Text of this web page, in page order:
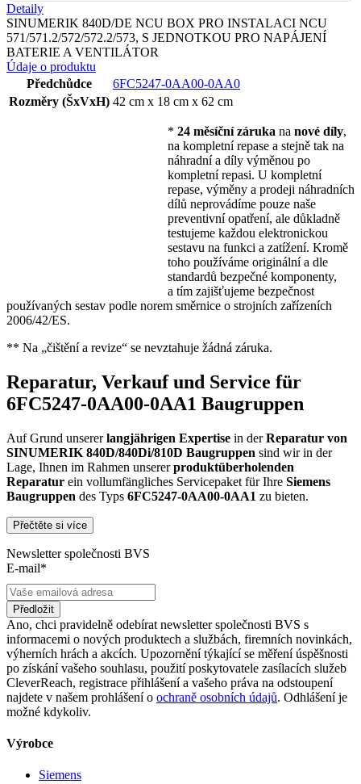
Detaily
SINUMERIK 840D/DE NCU BOX PRO INSTALACI NCU
571/571.2/572/572.2/573, S JEDNOTKOU PRO NAPÁJENÍ
BATERIE A VENTILÁTOR
Údaje o produktu
Předchůdce
6FC5247-0AA00-0AA0
Rozměry (ŠxVxH) 42 cm x 18 cm x 62 cm
* 24 měsíční záruka na nové díly,
na kompletní repase a stejně tak na
náhradní a díly výměnou po
kompletní repasi. U kompletní
repase, výměny a prodeji náhradních
dílů neprovádíme pouze naše
preventivní opatření, ale důkladně
testujeme každou elektronickou
sestavu na funkci a zatížení. Kromě
toho používáme originální a dle
standardů bezpečné komponenty,
a tím zajišťujeme bezpečnost
používaných sestav podle norem směrnice o strojních zařízeních
2006/42/ES.
** Na „čištění a revize“ se nevztahuje žádná záruka.
Reparatur, Verkauf und Service für
6FC5247-0AA00-0AA1 Baugruppen
Auf Grund unsererlangjährigen Expertise in derReparatur von
SINUMERIK 840D/840Di/810D Baugruppen sind wir in der
Lage, Ihnen im Rahmen unsererproduktüberholenden
Reparatur ein vollumfängliches Servicepaket für Ihre Siemens
Baugruppen des Typs 6FC5247-0AA00-0AA1 zu bieten.
Dies unterscheidet unsere
konventionellen Reparaturen:
oder einem höheren Verschleiß unterliegen
Anlehnung unserer Reparatur an die EG-
Maschinenrichtlinie 2006/42/EG
Austausch aller Komponenten, die als Schwachstellen
identifiziert werden und somit ein Sicherheitsrisiko für die
Maschine und deren Betreiber darstellen
Ausschließliche Verwendung der vom Hersteller oder
Gesetzgeber neuen & zugelassenen Komponenten
Überprüfung aller relevanten Funktionen in Form von
Mit unserer
unseremzertifizierten Reparaturprozess
Přečtěte si více
Newsletter společnosti BVS
E-mail*
Předložit
Ano, chci pravidelně odebírat newsletter společnosti BVS s
informacemi o nových produktech a službách, firemních novinkách,
výherních hrách a akcích. Upozornění týkající se měření úspěšnosti
po získání vašeho souhlasu, použití poskytovatele zasílacích služeb
CleverReach, registrace přihlášení a vašeho práva na odstoupení
najdete v našem prohlášení o ochraně osobních údajů. Odhlášení je
možné kdykoliv.
Výrobce
Siemens